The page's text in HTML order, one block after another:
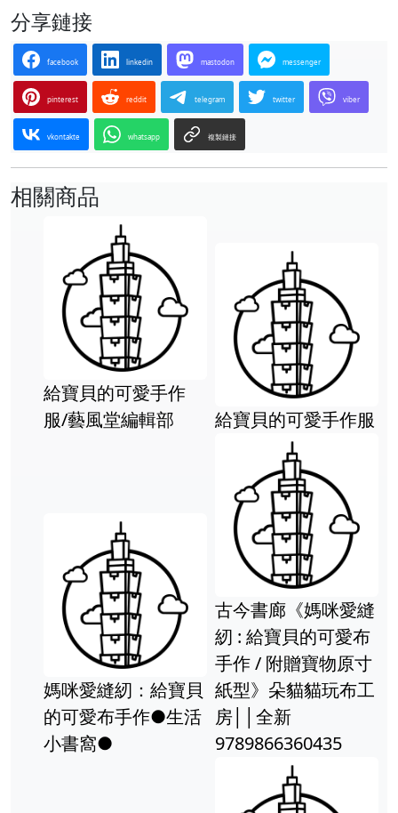
分享鏈接
facebook linkedin mastodon messenger
pinterest reddit telegram twitter viber
vkontakte whatsapp 複製鏈接
相關商品
給寶貝的可愛手作
服/藝風堂編輯部
給寶貝的可愛手作服
媽咪愛縫紉：給寶貝
的可愛布手作●生活
小書窩●
古今書廊《媽咪愛縫
紉 : 給寶貝的可愛布
手作 / 附贈寶物原寸
紙型》朵貓貓玩布工
房││全新
9789866360435